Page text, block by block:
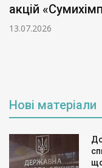
акцій
13.07.2026
Нові матеріали